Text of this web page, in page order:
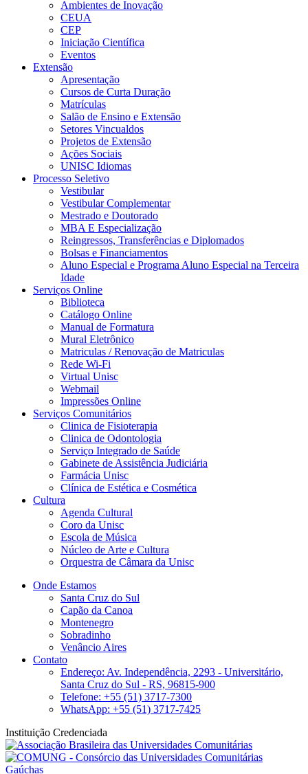
Ambientes de Inovação
CEUA
CEP
Iniciação Científica
Eventos
Extensão
Apresentação
Cursos de Curta Duração
Matrículas
Salão de Ensino e Extensão
Setores Vincualdos
Projetos de Extensão
Ações Sociais
UNISC Idiomas
Processo Seletivo
Vestibular
Vestibular Complementar
Mestrado e Doutorado
MBA E Especialização
Reingressos, Transferências e Diplomados
Bolsas e Financiamentos
Aluno Especial e Programa Aluno Especial na Terceira
Idade
Serviços Online
Biblioteca
Catálogo Online
Manual de Formatura
Mural Eletrônico
Matriculas / Renovação de Matriculas
Rede Wi-Fi
Virtual Unisc
Webmail
Impressões Online
Serviços Comunitários
Clinica de Fisioterapia
Clinica de Odontologia
Serviço Integrado de Saúde
Gabinete de Assistência Judiciária
Farmácia Unisc
Clínica de Estética e Cosmética
Cultura
Agenda Cultural
Coro da Unisc
Escola de Música
Núcleo de Arte e Cultura
Orquestra de Câmara da Unisc
Onde Estamos
Santa Cruz do Sul
Capão da Canoa
Montenegro
Sobradinho
Venâncio Aires
Contato
Endereço: Av. Independência, 2293 - Universitário,
Santa Cruz do Sul - RS, 96815-900
Telefone: +55 (51) 3717-7300
WhatsApp: +55 (51) 3717-7425
Instituição Credenciada